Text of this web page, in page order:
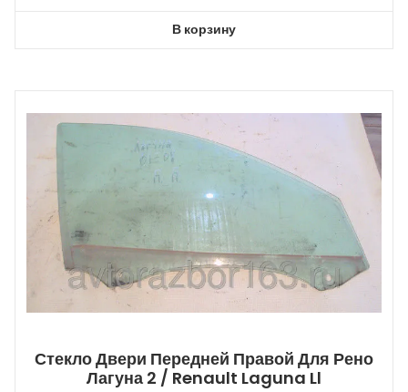
В корзину
Стекло Двери Передней Правой Для Рено
Лагуна 2 / Renault Laguna Ll